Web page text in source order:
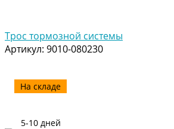
Трос тормозной системы
Артикул: 9010-080230
На складе
5-10 дней